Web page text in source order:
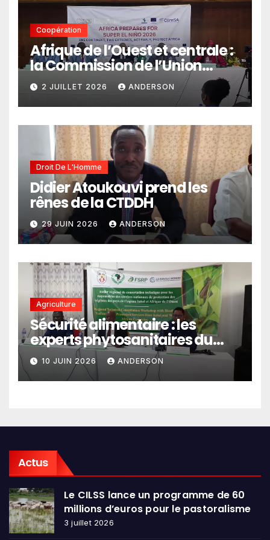
Coopération
Afrique de l’Ouest et centrale :
la Commission de l’Union
africaine veut renforcer
l’intégration des services
climatiques dans les
politiques publiques
2 JUILLET 2026 ANDERSON
Droit De L'Homme
Didier Atoukouvi prend les
rênes de la CTDDH
29 JUIN 2026 ANDERSON
Agriculture
Sécurité alimentaire : les
experts phytosanitaires du
Sahel et d’Afrique de l’Ouest
en conclave à Lomé
10 JUIN 2026 ANDERSON
Actus
Le CILSS lance un programme de 60
millions d’euros pour le pastoralisme
3 juillet 2026